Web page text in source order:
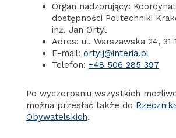
Organ nadzorujący:
dostępności Politechniki
inż. Jan Ortyl
Adres: ul. Warszawska 24,
E-mail: ortylj@interia.pl
Telefon: +48 506 285 397
Po wyczerpaniu wszystkich
można przesłać także do
Obywatelskich.